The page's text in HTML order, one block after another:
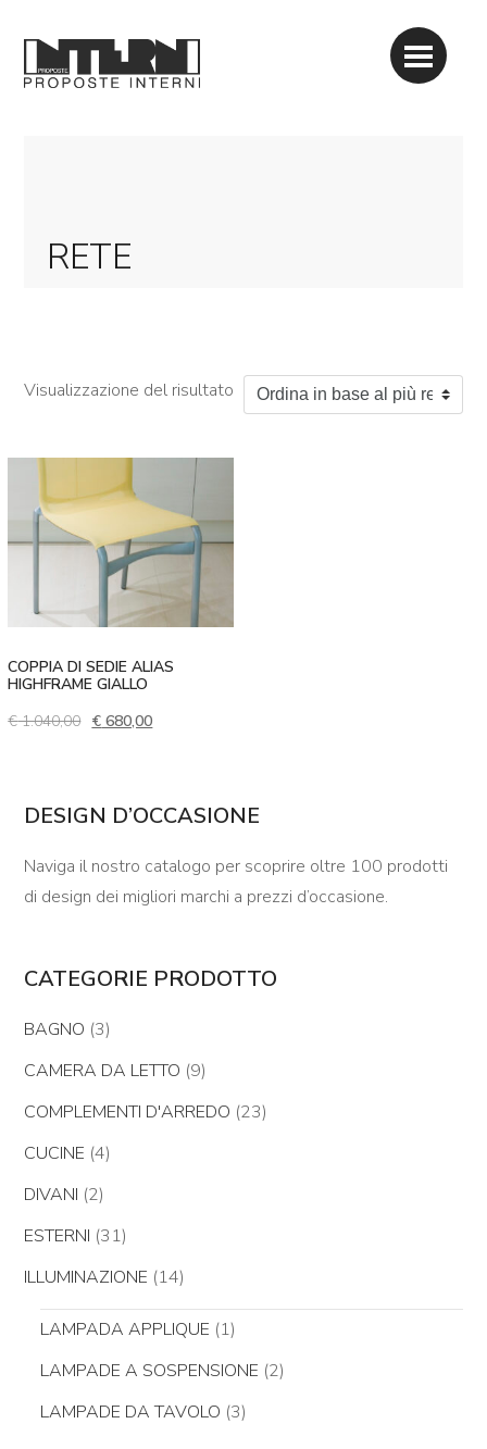
RETE
DESIGN D’OCCASIONE
Naviga il nostro catalogo per scoprire oltre 100 prodotti
di design dei migliori marchi a prezzi d’occasione.
CATEGORIE PRODOTTO
BAGNO (3)
CAMERA DA LETTO (9)
COMPLEMENTI D'ARREDO (23)
CUCINE (4)
DIVANI (2)
ESTERNI (31)
ILLUMINAZIONE (14)
LAMPADA APPLIQUE (1)
LAMPADE A SOSPENSIONE (2)
LAMPADE DA TAVOLO (3)
Visualizzazione del risultato
COPPIA DI SEDIE ALIAS
HIGHFRAME GIALLO
€1.040,00 Il prezzo originale era: € 1.040,00.
€ 680,00Il prezzo attuale è: € 680,00.